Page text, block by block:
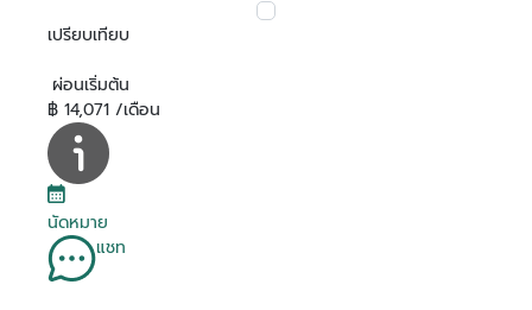
เปรียบเทียบ
ผ่อนเริ่มต้น
฿ 14,071 /เดือน
นัดหมาย
แชท